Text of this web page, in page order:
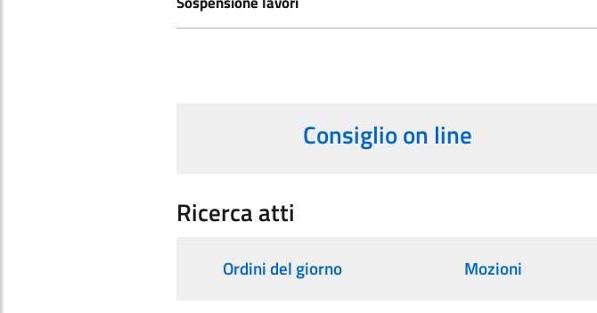
Consiglio on line
Ricerca atti
Ordini del giorno Mozioni